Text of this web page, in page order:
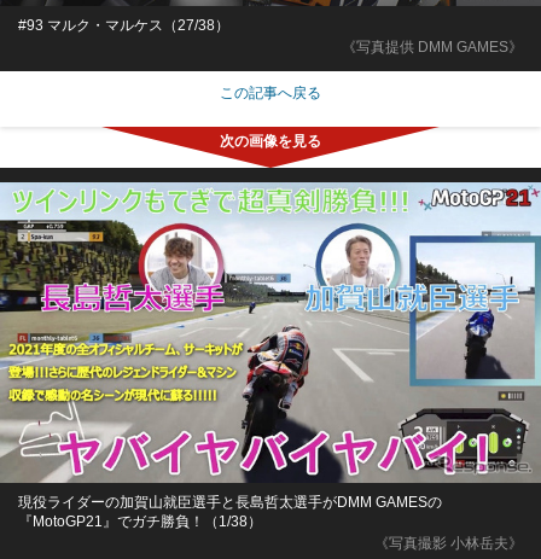
《写真提供 DMM GAMES》
#93 マルク・マルケス（27/38）
この記事へ戻る
《写真撮影 小林岳夫》
現役ライダーの加賀山就臣選手と長島哲太選手がDMM GAMESの
『MotoGP21』でガチ勝負！（1/38）